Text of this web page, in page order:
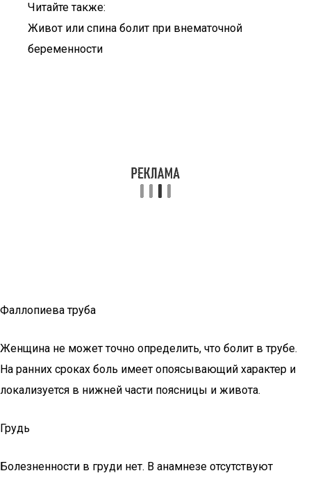
Читайте также:
Живот или спина болит при внематочной
беременности
Фаллопиева труба
Женщина не может точно определить, что болит в трубе.
На ранних сроках боль имеет опоясывающий характер и
локализуется в нижней части поясницы и живота.
Грудь
Болезненности в груди нет. В анамнезе отсутствуют